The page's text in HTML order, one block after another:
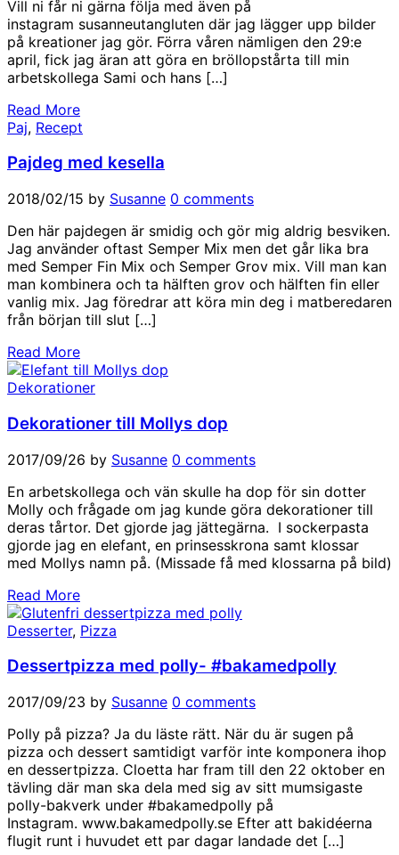
Vill ni får ni gärna följa med även på
instagram susanneutangluten där jag lägger upp bilder
på kreationer jag gör. Förra våren nämligen den 29:e
april, fick jag äran att göra en bröllopstårta till min
arbetskollega Sami och hans […]
Read More
Paj, Recept
Pajdeg med kesella
2018/02/15 by Susanne 0 comments
Den här pajdegen är smidig och gör mig aldrig besviken.
Jag använder oftast Semper Mix men det går lika bra
med Semper Fin Mix och Semper Grov mix. Vill man kan
man kombinera och ta hälften grov och hälften fin eller
vanlig mix. Jag föredrar att köra min deg i matberedaren
från början till slut […]
Read More
Dekorationer
Dekorationer till Mollys dop
2017/09/26 by Susanne 0 comments
En arbetskollega och vän skulle ha dop för sin dotter
Molly och frågade om jag kunde göra dekorationer till
deras tårtor. Det gjorde jag jättegärna. I sockerpasta
gjorde jag en elefant, en prinsesskrona samt klossar
med Mollys namn på. (Missade få med klossarna på bild)
Read More
Desserter, Pizza
Dessertpizza med polly- #bakamedpolly
2017/09/23 by Susanne 0 comments
Polly på pizza? Ja du läste rätt. När du är sugen på
pizza och dessert samtidigt varför inte komponera ihop
en dessertpizza. Cloetta har fram till den 22 oktober en
tävling där man ska dela med sig av sitt mumsigaste
polly-bakverk under #bakamedpolly på
Instagram. www.bakamedpolly.se Efter att bakidéerna
flugit runt i huvudet ett par dagar landade det […]